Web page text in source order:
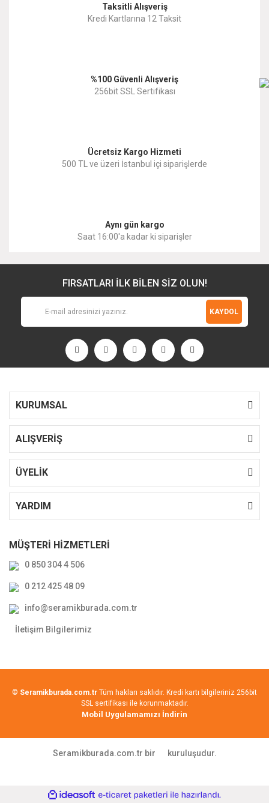
Taksitli Alışveriş
Kredi Kartlarına 12 Taksit
%100 Güvenli Alışveriş
256bit SSL Sertifikası
Ücretsiz Kargo Hizmeti
500 TL ve üzeri İstanbul içi siparişlerde
Aynı gün kargo
Saat 16:00'a kadar ki siparişler
FIRSATLARI İLK BİLEN SİZ OLUN!
KAYDOL
KURUMSAL
ALIŞVERİŞ
ÜYELİK
YARDIM
MÜŞTERİ HİZMETLERİ
0 850 304 4 506
0 212 425 48 09
info@seramikburada.com.tr
İletişim Bilgilerimiz
© Seramikburada.com.tr Tüm hakları saklıdır. Kredi kartı bilgileriniz 256bit
SSL sertifikası ile korunmaktadır.
Mobil Uygulamamızı İndirin
Seramikburada.com.tr bir kuruluşudur.
ideasoft
e-